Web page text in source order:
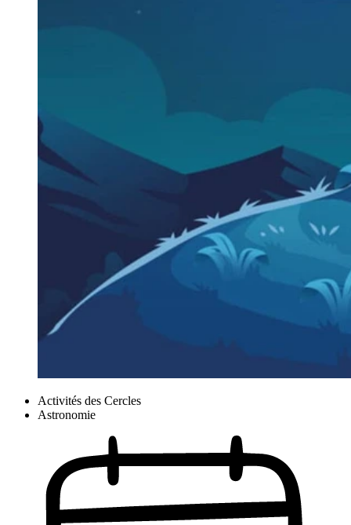
Activités des Cercles
Astronomie